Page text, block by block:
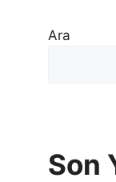
Ara
Son